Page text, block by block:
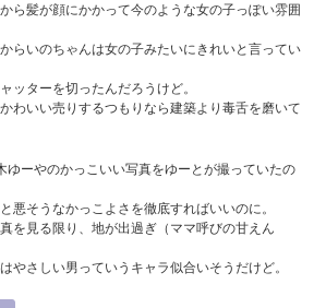
ら髪が顔にかかって今のような女の子っぽい雰囲
らいのちゃんは女の子みたいにきれいと言ってい
ッターを切ったんだろうけど。
わいい売りするつもりなら建築より毒舌を磨いて
ゆーやのかっこいい写真をゆーとが撮っていたの
悪そうなかっこよさを徹底すればいいのに。
を見る限り、地が出過ぎ（ママ呼びの甘えん
やさしい男っていうキャラ似合いそうだけど。